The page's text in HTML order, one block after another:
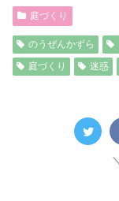
庭づくり
のうぜんかずら
庭づくり
迷惑